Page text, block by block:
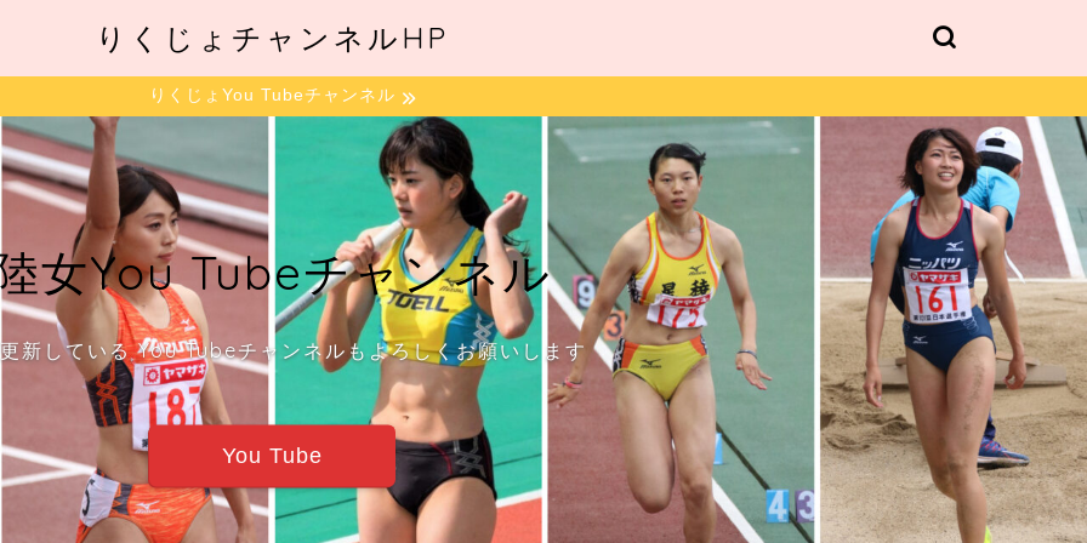
りくじょチャンネルHP
りくじょYou Tubeチャンネル
女You Tubeチャンネル
新している You Tubeチャンネルもよろしくお願いします
You Tube